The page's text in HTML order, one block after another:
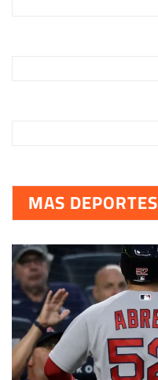
MAS DEPORTES